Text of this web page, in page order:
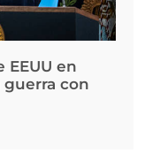
EEUU en
con